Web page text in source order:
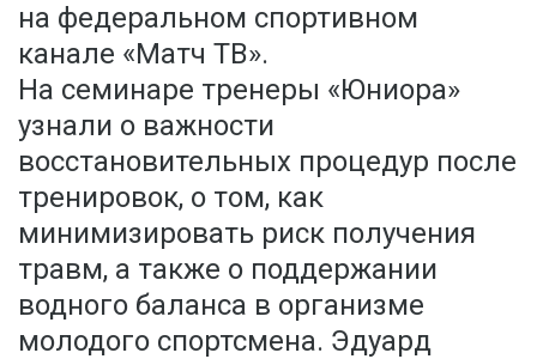
на федеральном спортивном
канале «Матч ТВ».
На семинаре тренеры «Юниора»
узнали о важности
восстановительных процедур после
тренировок, о том, как
минимизировать риск получения
травм, а также о поддержании
водного баланса в организме
молодого спортсмена. Эдуард